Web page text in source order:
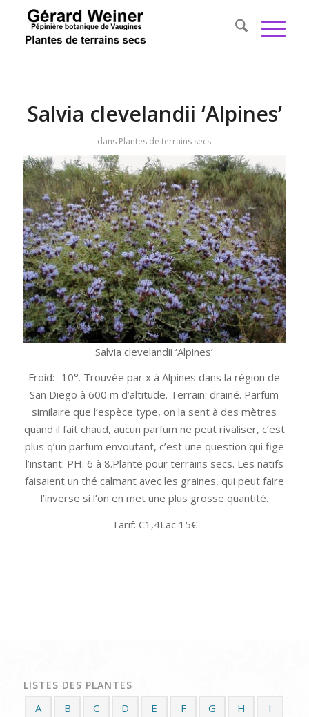
Salvia clevelandii ‘Alpines’
dans Plantes de terrains secs
Salvia clevelandii ‘Alpines’
Froid: -10°. Trouvée par x à Alpines dans la région de
San Diego à 600 m d’altitude. Terrain: drainé. Parfum
similaire que l’espèce type, on la sent à des mètres
quand il fait chaud, aucun parfum ne peut rivaliser, c’est
plus q’un parfum envoutant, c’est une question qui fige
l’instant. PH: 6 à 8.Plante pour terrains secs. Les natifs
faisaient un thé calmant avec les graines, qui peut faire
l’inverse si l’on en met une plus grosse quantité.
Tarif: C1,4Lac 15€
LISTES DES PLANTES
A B C D E F G H I